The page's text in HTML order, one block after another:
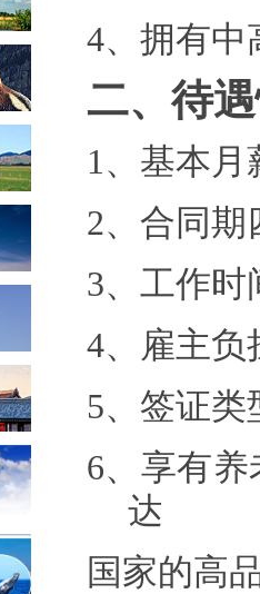
4、拥有中
二、待
1、基本月
2、合同期
3、 工作时
4、雇主负
5、签证类
6、享有
达
国家的高